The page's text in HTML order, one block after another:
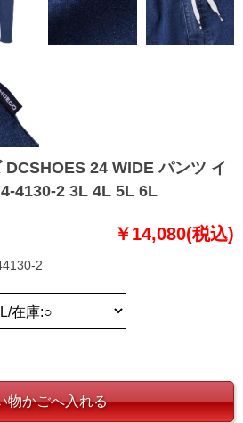
24 WIDE パンツ イ
4130-2 3L 4L 5L 6L
￥14,080(税込)
2